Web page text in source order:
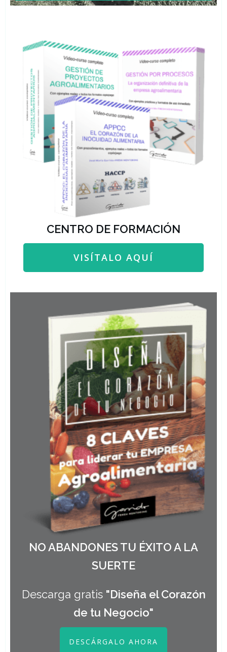
CENTRO DE FORMACIÓN
VISÍTALO AQUÍ
NO ABANDONES TU ÉXITO A LA
SUERTE
Descarga gratis "Diseña el Corazón
de tu Negocio"
DESCÁRGALO AHORA